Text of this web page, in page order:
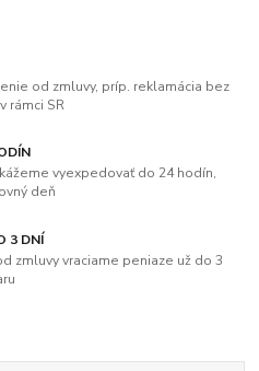
od zmluvy, príp. reklamácia bez
rámci SR
vyexpedovať do 24 hodín,
deň
3 DNÍ
zmluvy vraciame peniaze už do 3